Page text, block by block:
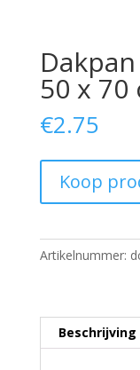
50 x 70
€2.75
Koop
Artikelnummer:
Beschrijving